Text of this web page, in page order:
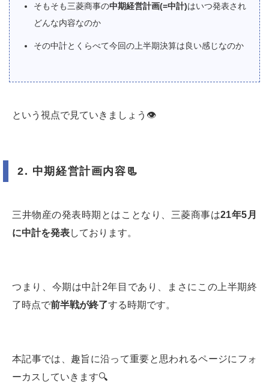
そもそも三菱商事の中期経営計画(=中計)はいつ発表され
どんな内容なのか
その中計とくらべて今回の上半期決算は良い感じなのか
という視点で見ていきましょう👁
2. 中期経営計画内容 📃
三井物産の発表時期とはことなり、三菱商事は21年5 月
に中計を発表しております。
つまり、今期は中計2年目であり、まさにこの上半期終
了時点で前半戦が終了する時期です。
本記事では、趣旨に沿って重要と思われるページにフォ
ーカスしていきます🔍